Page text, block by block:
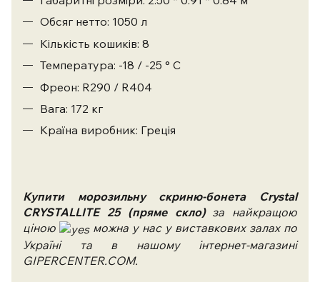
Обсяг нетто: 1050 л
Кількість кошиків: 8
Температура: -18 / -25 ° С
Фреон: R290 / R404
Вага: 172 кг
Країна виробник: Греція
Купити морозильну скриню-бонета Crystal
CRYSTALLITE 25 (пряме скло) за найкращою
ціною
можна у нас у виставкових залах по
Україні та в нашому інтернет-магазині
GIPERCENTER.COM.